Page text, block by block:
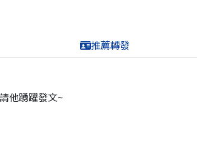
推薦轉發
他踴躍發文~